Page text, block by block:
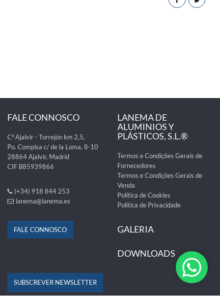
FALE CONNOSCO
Cª Ajalvir - Torrejón km 2,5,
Po. Compisa c/ de la Loma, 8-10
28864 Ajalvir, Madrid
CIF B85939866
(+34) 918 844 253
lanema@lanema.es
FALE CONNOSCO
LANEMA DE
ALUMINIOS Y
PLÁSTICOS, S.L.®
Termos e Condições Gerais de
Fornecedores
Termos e Condições Gerais de
Venda
Política de Cookies
Politica de Privacidade
GALERIA
DOWNLOADS
SUBSCREVER NEWSLETTER